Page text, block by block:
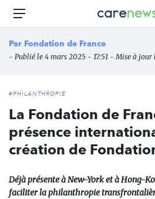
Aller
principal
Carenews,
des
Menu
Par Fondation de France
- Publié le 4 mars 2025 - 17:51 - Mise à
#PHILANTHROPIE
La Fondation de
présence
création de
Déjà présente à New-York et à Hong-
faciliter la philanthropie